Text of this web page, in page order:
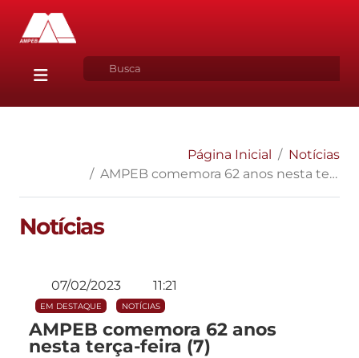
Página Inicial
Notícias
AMPEB comemora 62 anos nesta terça-feira (7)
Notícias
07/02/2023 11:21
EM DESTAQUE NOTÍCIAS
AMPEB comemora 62 anos
nesta terça-feira (7)